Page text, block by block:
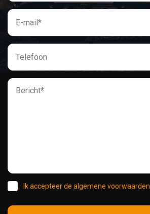
Ik accepteer de algemene voorwaarden